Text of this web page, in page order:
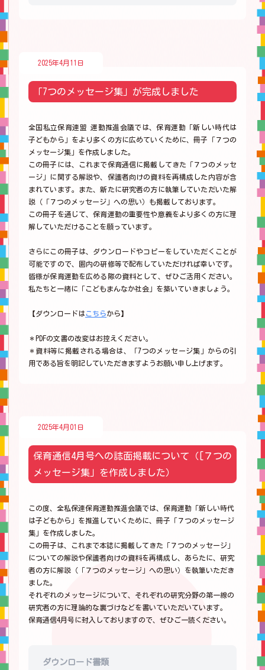
2025年4月11日
「7つのメッセージ集」が完成しました
全国私立保育連盟 運動推進会議では、保育運動「新しい時代は
子どもから」をより多くの方に広めていくために、冊子「７つの
メッセージ集」を作成しました。
この冊子には、これまで保育通信に掲載してきた「７つのメッセ
ージ」に関する解説や、保護者向けの資料を再構成した内容が含
まれています。また、新たに研究者の方に執筆していただいた解
説（「７つのメッセージ」への思い）も掲載しております。
この冊子を通じて、保育運動の重要性や意義をより多くの方に理
解していただけることを願っています。
さらにこの冊子は、ダウンロードやコピーをしていただくことが
可能ですので、園内の研修等で配布していただければ幸いです。
皆様が保育運動を広める際の資料として、ぜひご活用ください。
私たちと一緒に「こどもまんなか社会」を築いていきましょう。
【ダウンロードは こちらから】
＊PDFの文書の改変はお控えください。
＊資料等に掲載される場合は、「7つのメッセージ集」からの引
用である旨を明記していただきますようお願い申し上げます。
2025年4月01日
保育通信4月号への誌面掲載について（[７つの
メッセージ集」を作成しました）
この度、全私保連保育運動推進会議では、保育運動「新しい時代
は子どもから」を推進していくために、冊子「７つのメッセージ
集」を作成しました。
この冊子は、これまで本誌に掲載してきた「７つのメッセージ」
についての解説や保護者向けの資料を再構成し、あらたに、研究
者の方に解説（「７つのメッセージ」への思い）を執筆いただき
ました。
それぞれのメッセージについて、それぞれの研究分野の第一線の
研究者の方に理論的な裏づけなどを書いていただいています。
保育通信4月号に封入しておりますので、ぜひご一読ください。
ダウンロード書類